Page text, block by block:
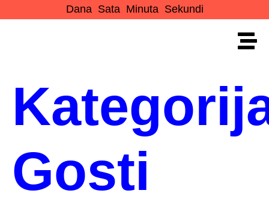
Dana Sata Minuta Sekundi
Gosti